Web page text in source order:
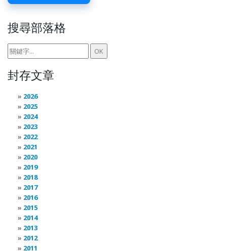
搜尋部落格
封存文章
2026
2025
2024
2023
2022
2021
2020
2019
2018
2017
2016
2015
2014
2013
2012
2011